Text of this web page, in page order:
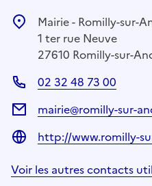
Mairie - Romilly-sur-
1 ter rue Neuve
27610 Romilly-sur-
02 32 48 73 00
mairie@romilly-sur-
http://www.romilly-
Voir les autres contacts